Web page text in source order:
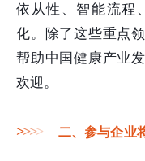
依从性、智能流程
化。除了这些重点
帮助中国健康产业
欢迎。
>>>> 二、参与企业